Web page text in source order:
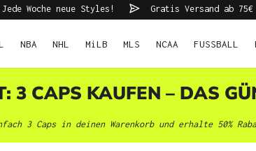
Jede Woche neue Styles! Gratis Versand ab 75€
NBA NHL MiLB MLS NCAA FUSSBALL
3 CAPS KAUFEN – DAS
3 Caps in deinen Warenkorb und erhalte 50%